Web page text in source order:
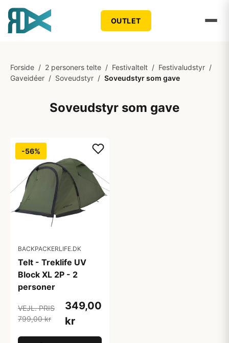
OUTLET
Forside / 2 personers telte / Festivaltelt / Festivaludstyr /
Gaveidéer / Soveudstyr / Soveudstyr som gave
Soveudstyr som gave
-56%
BACKPACKERLIFE.DK
Telt - Treklife UV
Block XL 2P - 2
personer
VEJL. PRIS
799,00 kr
349,00
kr